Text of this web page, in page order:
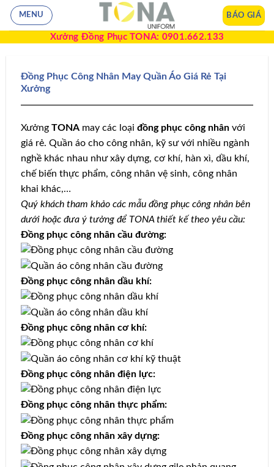
MENU BÁO GIÁ
Xưởng Đồng Phục TONA: 0901.662.133
Đồng Phục Công Nhân May Quần Áo Giá Rẻ Tại
Xưởng
Xưởng TONA may các loại đồng phục công nhân với
giá rẻ. Quần áo cho công nhân, kỹ sư với nhiều ngành
nghề khác nhau như xây dựng, cơ khí, hàn xì, dầu khí,
chế biến thực phẩm, công nhân vệ sinh, công nhân
khai khác,…
Quý khách tham khảo các mẫu đồng phục công nhân bên
dưới hoặc đưa ý tưởng để TONA thiết kế theo yêu cầu:
Đồng phục công nhân cầu đường:
Đồng phục công nhân dầu khí:
Đồng phục công nhân cơ khí:
Đồng phục công nhân điện lực:
Đồng phục công nhân thực phẩm:
Đồng phục công nhân xây dựng: